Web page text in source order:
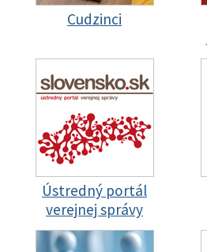
Cudzinci
Ústredný portál
verejnej správy